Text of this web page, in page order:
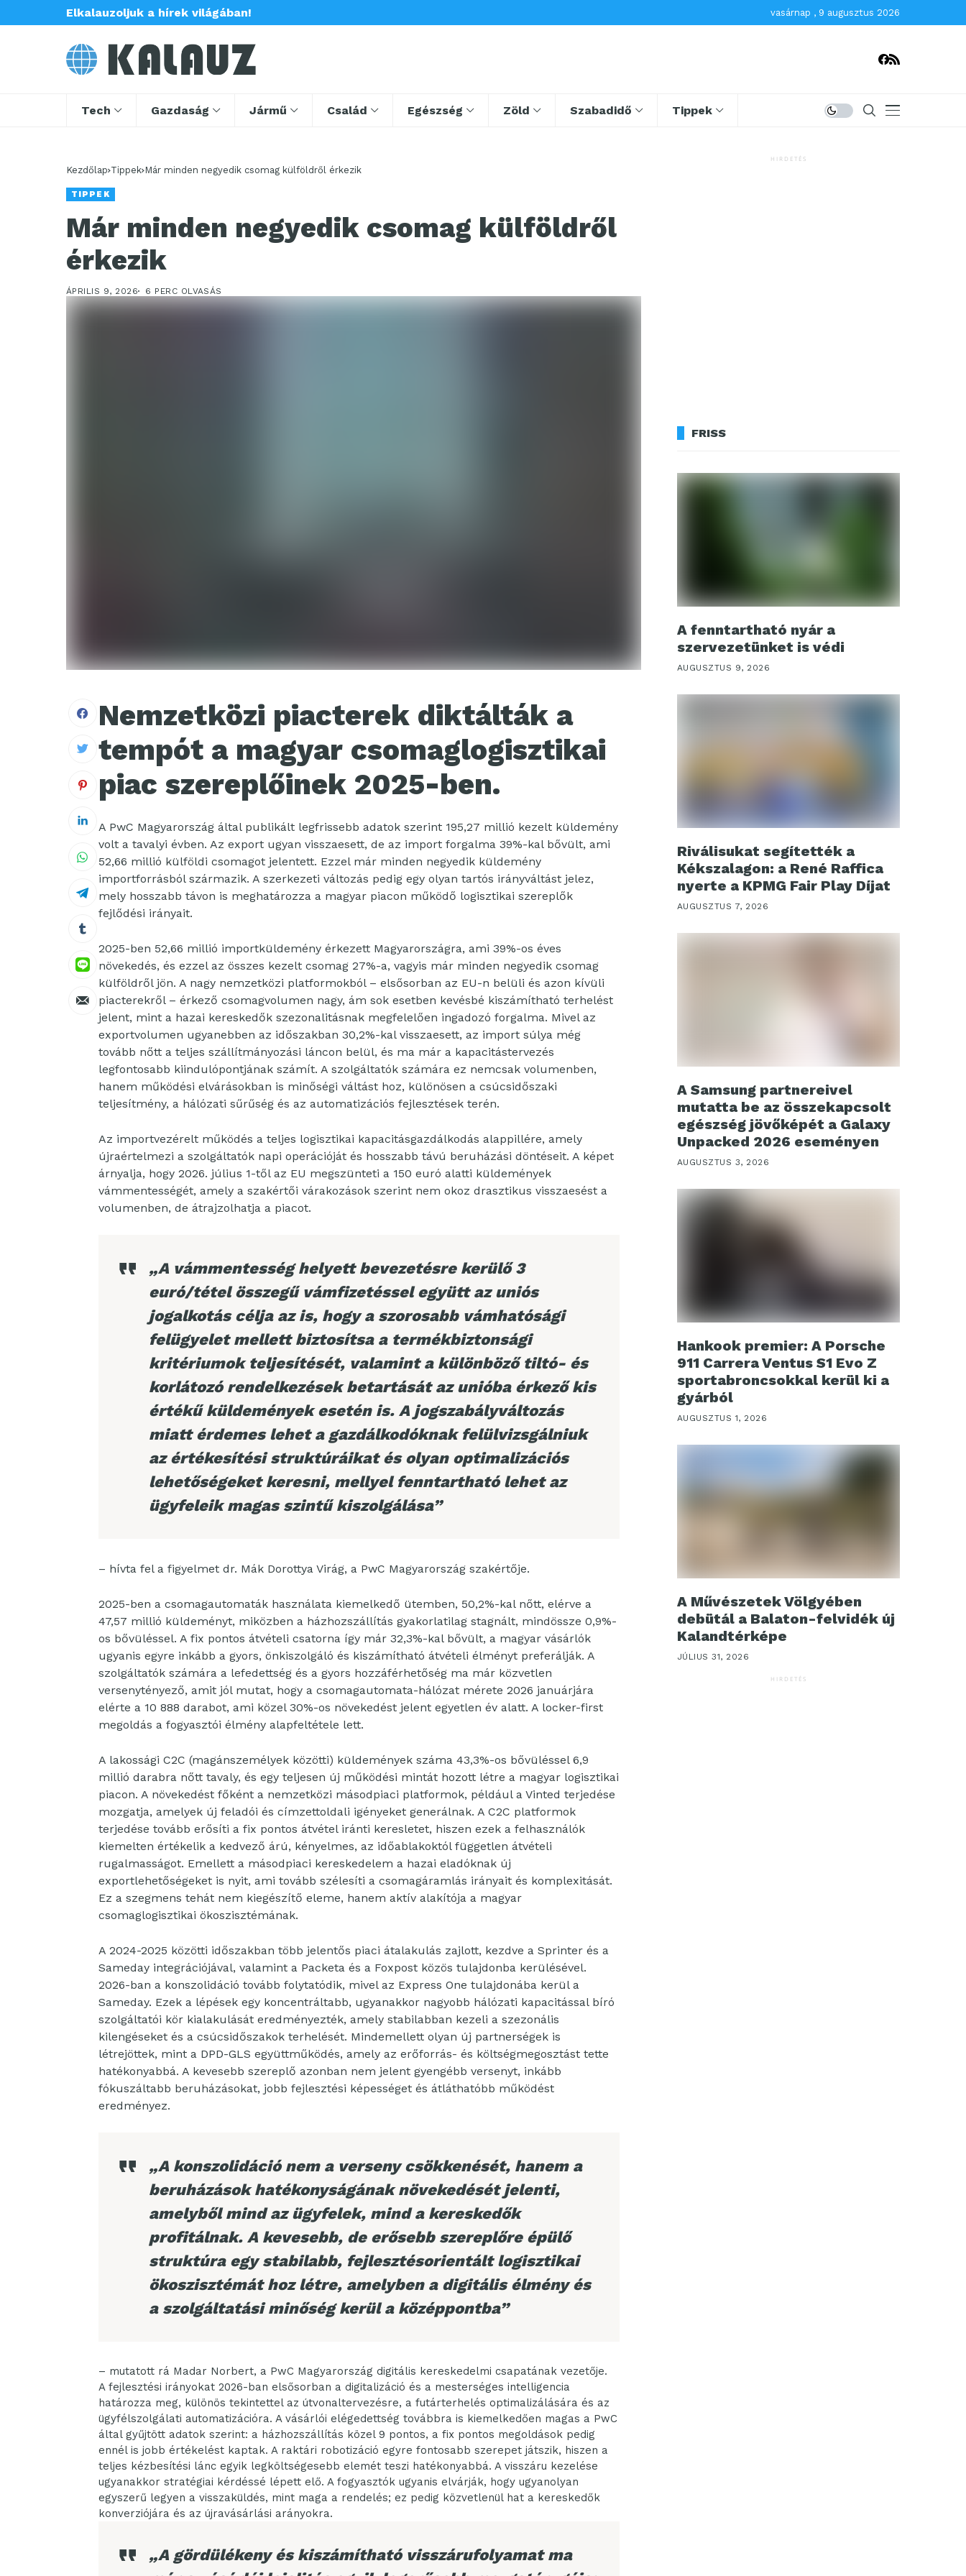
Elkalauzoljuk a hírek világában! vasárnap , 9 augusztus 2026
Tech Gazdaság Jármű Család Egészség Zöld Szabadidő Tippek
Kezdőlap Tippek Már minden negyedik csomag külföldről érkezik
TIPPEK
Már minden negyedik csomag külföldről
érkezik
ÁPRILIS 9, 2026 6 PERC OLVASÁS
Nemzetközi piacterek diktálták a
tempót a magyar csomaglogisztikai
piac szereplőinek 2025-ben.
A PwC Magyarország által publikált legfrissebb adatok szerint 195,27 millió kezelt küldemény
volt a tavalyi évben. Az export ugyan visszaesett, de az import forgalma 39%-kal bővült, ami
52,66 millió külföldi csomagot jelentett. Ezzel már minden negyedik küldemény
importforrásból származik. A szerkezeti változás pedig egy olyan tartós irányváltást jelez,
mely hosszabb távon is meghatározza a magyar piacon működő logisztikai szereplők
fejlődési irányait.
2025-ben 52,66 millió importküldemény érkezett Magyarországra, ami 39%-os éves
növekedés, és ezzel az összes kezelt csomag 27%-a, vagyis már minden negyedik csomag
külföldről jön. A nagy nemzetközi platformokból – elsősorban az EU-n belüli és azon kívüli
piacterekről – érkező csomagvolumen nagy, ám sok esetben kevésbé kiszámítható terhelést
jelent, mint a hazai kereskedők szezonalitásnak megfelelően ingadozó forgalma. Mivel az
exportvolumen ugyanebben az időszakban 30,2%-kal visszaesett, az import súlya még
tovább nőtt a teljes szállítmányozási láncon belül, és ma már a kapacitástervezés
legfontosabb kiindulópontjának számít. A szolgáltatók számára ez nemcsak volumenben,
hanem működési elvárásokban is minőségi váltást hoz, különösen a csúcsidőszaki
teljesítmény, a hálózati sűrűség és az automatizációs fejlesztések terén.
Az importvezérelt működés a teljes logisztikai kapacitásgazdálkodás alappillére, amely
újraértelmezi a szolgáltatók napi operációját és hosszabb távú beruházási döntéseit. A képet
árnyalja, hogy 2026. július 1-től az EU megszünteti a 150 euró alatti küldemények
vámmentességét, amely a szakértői várakozások szerint nem okoz drasztikus visszaesést a
volumenben, de átrajzolhatja a piacot.
„A vámmentesség helyett bevezetésre kerülő 3
euró/tétel összegű vámfizetéssel együtt az uniós
jogalkotás célja az is, hogy a szorosabb vámhatósági
felügyelet mellett biztosítsa a termékbiztonsági
kritériumok teljesítését, valamint a különböző tiltó- és
korlátozó rendelkezések betartását az unióba érkező kis
értékű küldemények esetén is. A jogszabályváltozás
miatt érdemes lehet a gazdálkodóknak felülvizsgálniuk
az értékesítési struktúráikat és olyan optimalizációs
lehetőségeket keresni, mellyel fenntartható lehet az
ügyfeleik magas szintű kiszolgálása”
– hívta fel a figyelmet dr. Mák Dorottya Virág, a PwC Magyarország szakértője.
2025-ben a csomagautomaták használata kiemelkedő ütemben, 50,2%-kal nőtt, elérve a
47,57 millió küldeményt, miközben a házhozszállítás gyakorlatilag stagnált, mindössze 0,9%-
os bővüléssel. A fix pontos átvételi csatorna így már 32,3%-kal bővült, a magyar vásárlók
ugyanis egyre inkább a gyors, önkiszolgáló és kiszámítható átvételi élményt preferálják. A
szolgáltatók számára a lefedettség és a gyors hozzáférhetőség ma már közvetlen
versenytényező, amit jól mutat, hogy a csomagautomata-hálózat mérete 2026 januárjára
elérte a 10 888 darabot, ami közel 30%-os növekedést jelent egyetlen év alatt. A locker-first
megoldás a fogyasztói élmény alapfeltétele lett.
A lakossági C2C (magánszemélyek közötti) küldemények száma 43,3%-os bővüléssel 6,9
millió darabra nőtt tavaly, és egy teljesen új működési mintát hozott létre a magyar logisztikai
piacon. A növekedést főként a nemzetközi másodpiaci platformok, például a Vinted terjedése
mozgatja, amelyek új feladói és címzettoldali igényeket generálnak. A C2C platformok
terjedése tovább erősíti a fix pontos átvétel iránti keresletet, hiszen ezek a felhasználók
kiemelten értékelik a kedvező árú, kényelmes, az időablakoktól független átvételi
rugalmasságot. Emellett a másodpiaci kereskedelem a hazai eladóknak új
exportlehetőségeket is nyit, ami tovább szélesíti a csomagáramlás irányait és komplexitását.
Ez a szegmens tehát nem kiegészítő eleme, hanem aktív alakítója a magyar
csomaglogisztikai ökoszisztémának.
A 2024-2025 közötti időszakban több jelentős piaci átalakulás zajlott, kezdve a Sprinter és a
Sameday integrációjával, valamint a Packeta és a Foxpost közös tulajdonba kerülésével.
2026-ban a konszolidáció tovább folytatódik, mivel az Express One tulajdonába kerül a
Sameday. Ezek a lépések egy koncentráltabb, ugyanakkor nagyobb hálózati kapacitással bíró
szolgáltatói kör kialakulását eredményezték, amely stabilabban kezeli a szezonális
kilengéseket és a csúcsidőszakok terhelését. Mindemellett olyan új partnerségek is
létrejöttek, mint a DPD-GLS együttműködés, amely az erőforrás- és költségmegosztást tette
hatékonyabbá. A kevesebb szereplő azonban nem jelent gyengébb versenyt, inkább
fókuszáltabb beruházásokat, jobb fejlesztési képességet és átláthatóbb működést
eredményez.
„A konszolidáció nem a verseny csökkenését, hanem a
beruházások hatékonyságának növekedését jelenti,
amelyből mind az ügyfelek, mind a kereskedők
profitálnak. A kevesebb, de erősebb szereplőre épülő
struktúra egy stabilabb, fejlesztésorientált logisztikai
ökoszisztémát hoz létre, amelyben a digitális élmény és
a szolgáltatási minőség kerül a középpontba”
– mutatott rá Madar Norbert, a PwC Magyarország digitális kereskedelmi csapatának vezetője.
A fejlesztési irányokat 2026-ban elsősorban a digitalizáció és a mesterséges intelligencia
határozza meg, különös tekintettel az útvonaltervezésre, a futárterhelés optimalizálására és az
ügyfélszolgálati automatizációra. A vásárlói elégedettség továbbra is kiemelkedően magas a PwC
által gyűjtött adatok szerint: a házhozszállítás közel 9 pontos, a fix pontos megoldások pedig
ennél is jobb értékelést kaptak. A raktári robotizáció egyre fontosabb szerepet játszik, hiszen a
teljes kézbesítési lánc egyik legköltségesebb elemét teszi hatékonyabbá. A visszáru kezelése
ugyanakkor stratégiai kérdéssé lépett elő. A fogyasztók ugyanis elvárják, hogy ugyanolyan
egyszerű legyen a visszaküldés, mint maga a rendelés; ez pedig közvetlenül hat a kereskedők
konverziójára és az újravásárlási arányokra.
„A gördülékeny és kiszámítható visszárufolyamat ma
HIRDETÉS
FRISS
A fenntartható nyár a
szervezetünket is védi
AUGUSZTUS 9, 2026
Riválisukat segítették a
Kékszalagon: a René Raffica
nyerte a KPMG Fair Play Díjat
AUGUSZTUS 7, 2026
A Samsung partnereivel
mutatta be az összekapcsolt
egészség jövőképét a Galaxy
Unpacked 2026 eseményen
AUGUSZTUS 3, 2026
Hankook premier: A Porsche
911 Carrera Ventus S1 Evo Z
sportabroncsokkal kerül ki a
gyárból
AUGUSZTUS 1, 2026
A Művészetek Völgyében
debütál a Balaton-felvidék új
Kalandtérképe
JÚLIUS 31, 2026
HIRDETÉS